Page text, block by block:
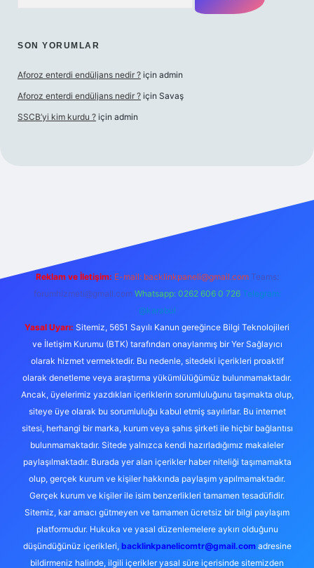
SON YORUMLAR
Aforoz enterdi endüljans nedir ? için admin
Aforoz enterdi endüljans nedir ? için Savaş
SSCB’yi kim kurdu ? için admin
Reklam ve İletişim: E-mail: backlinkpaneli@gmail.com Teams:
forumhizmeti@gmail.com Whatsapp: 0262 606 0 726 Telegram:
@karabul
Yasal Uyarı: Sitemiz, 5651 Sayılı Kanun gereğince Bilgi Teknolojileri
ve İletişim Kurumu (BTK) tarafından onaylanmış bir Yer Sağlayıcı
olarak hizmet vermektedir. Bu nedenle, sitedeki içerikleri proaktif
olarak denetleme veya araştırma yükümlülüğümüz bulunmamaktadır.
Ancak, üyelerimiz yazdıkları içeriklerin sorumluluğunu taşımakta olup,
siteye üye olarak bu sorumluluğu kabul etmiş sayılırlar. Bu internet
sitesi, herhangi bir marka, kurum veya şahıs şirketi ile hiçbir bağlantısı
bulunmamaktadır. Sitede yalnızca kendi hazırladığımız makaleler
paylaşılmaktadır. Burada yer alan içerikler haber niteliği taşımamakta
olup, gerçek kurum ve kişiler hakkında paylaşım yapılmamaktadır.
Gerçek kurum ve kişiler ile isim benzerlikleri tamamen tesadüfidir.
Sitemiz, kar amacı gütmeyen ve tamamen ücretsiz bir bilgi paylaşım
platformudur. Hukuka ve yasal düzenlemelere aykırı olduğunu
düşündüğünüz içerikleri, backlinkpanelicomtr@gmail.comadresine
bildirmeniz halinde, ilgili içerikler yasal süre içerisinde sitemizden